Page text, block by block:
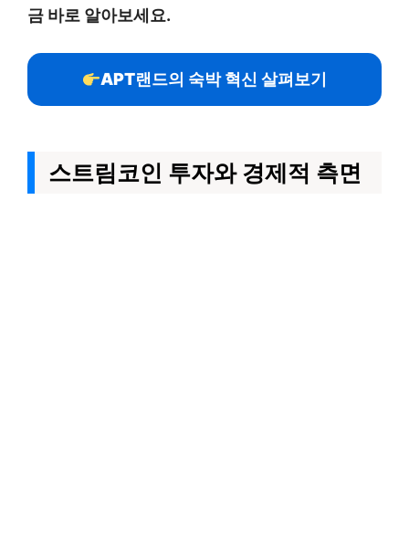
금 바로 알아보세요.
APT랜드의 숙박 혁신 살펴보기
스트림코인 투자와 경제적 측면